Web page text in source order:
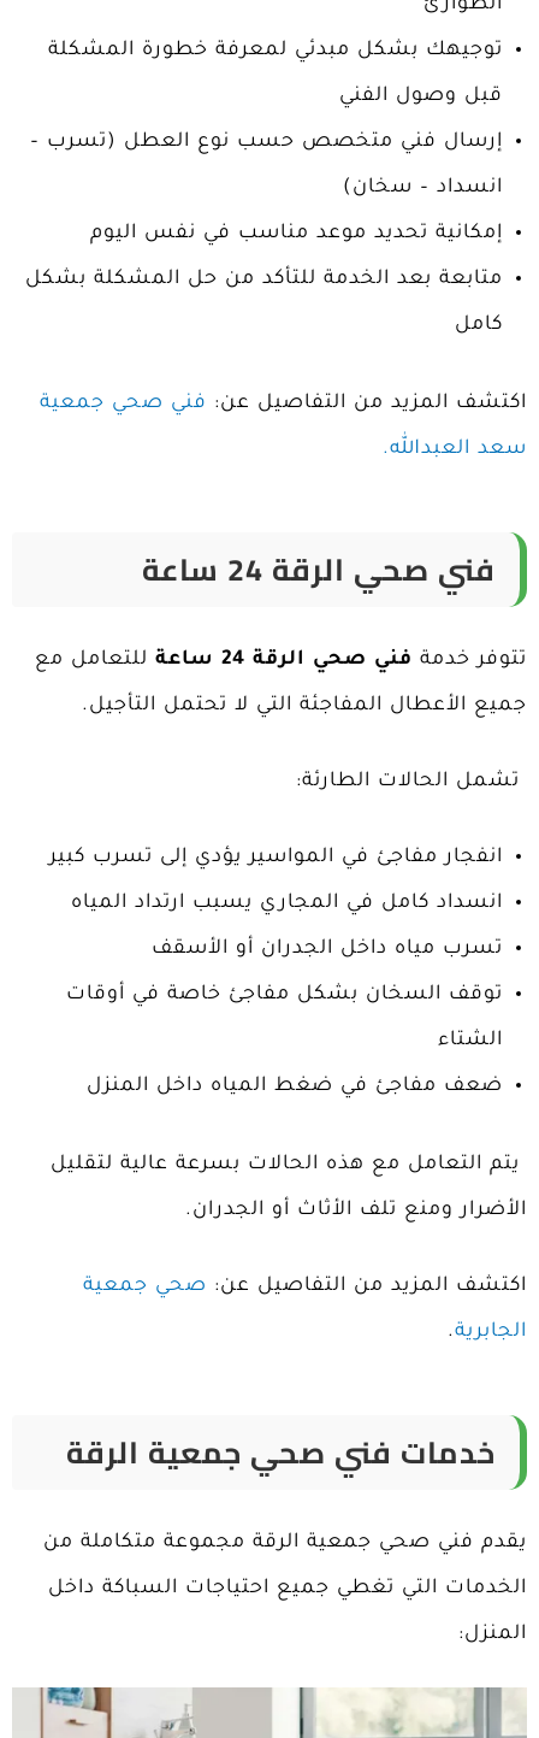
الطوارئ
توجيهك بشكل مبدئي لمعرفة خطورة المشكلة
قبل وصول الفني
إرسال فني متخصص حسب نوع العطل (تسرب –
انسداد – سخان)
إمكانية تحديد موعد مناسب في نفس اليوم
متابعة بعد الخدمة للتأكد من حل المشكلة بشكل
كامل
اكتشف المزيد من التفاصيل عن: فني صحي جمعية
سعد العبدالله.
فني صحي الرقة 24 ساعة
تتوفر خدمة فني صحي الرقة 24 ساعة للتعامل مع
جميع الأعطال المفاجئة التي لا تحتمل التأجيل.
تشمل الحالات الطارئة:
انفجار مفاجئ في المواسير يؤدي إلى تسرب كبير
انسداد كامل في المجاري يسبب ارتداد المياه
تسرب مياه داخل الجدران أو الأسقف
توقف السخان بشكل مفاجئ خاصة في أوقات
الشتاء
ضعف مفاجئ في ضغط المياه داخل المنزل
يتم التعامل مع هذه الحالات بسرعة عالية لتقليل
الأضرار ومنع تلف الأثاث أو الجدران.
اكتشف المزيد من التفاصيل عن: صحي جمعية
الجابرية.
خدمات فني صحي جمعية الرقة
يقدم فني صحي جمعية الرقة مجموعة متكاملة من
الخدمات التي تغطي جميع احتياجات السباكة داخل
المنزل: